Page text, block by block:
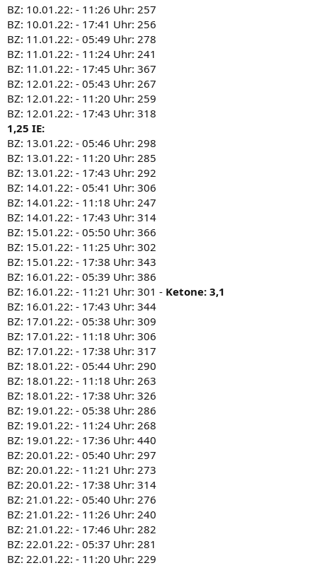
BZ: 10.01.22: - 11:26 Uhr: 257
BZ: 10.01.22: - 17:41 Uhr: 256
BZ: 11.01.22: - 05:49 Uhr: 278
BZ: 11.01.22: - 11:24 Uhr: 241
BZ: 11.01.22: - 17:45 Uhr: 367
BZ: 12.01.22: - 05:43 Uhr: 267
BZ: 12.01.22: - 11:20 Uhr: 259
BZ: 12.01.22: - 17:43 Uhr: 318
1,25 IE:
BZ: 13.01.22: - 05:46 Uhr: 298
BZ: 13.01.22: - 11:20 Uhr: 285
BZ: 13.01.22: - 17:43 Uhr: 292
BZ: 14.01.22: - 05:41 Uhr: 306
BZ: 14.01.22: - 11:18 Uhr: 247
BZ: 14.01.22: - 17:43 Uhr: 314
BZ: 15.01.22: - 05:50 Uhr: 366
BZ: 15.01.22: - 11:25 Uhr: 302
BZ: 15.01.22: - 17:38 Uhr: 343
BZ: 16.01.22: - 05:39 Uhr: 386
BZ: 16.01.22: - 11:21 Uhr: 301 - Ketone: 3,1
BZ: 16.01.22: - 17:43 Uhr: 344
BZ: 17.01.22: - 05:38 Uhr: 309
BZ: 17.01.22: - 11:18 Uhr: 306
BZ: 17.01.22: - 17:38 Uhr: 317
BZ: 18.01.22: - 05:44 Uhr: 290
BZ: 18.01.22: - 11:18 Uhr: 263
BZ: 18.01.22: - 17:38 Uhr: 326
BZ: 19.01.22: - 05:38 Uhr: 286
BZ: 19.01.22: - 11:24 Uhr: 268
BZ: 19.01.22: - 17:36 Uhr: 440
BZ: 20.01.22: - 05:40 Uhr: 297
BZ: 20.01.22: - 11:21 Uhr: 273
BZ: 20.01.22: - 17:38 Uhr: 314
BZ: 21.01.22: - 05:40 Uhr: 276
BZ: 21.01.22: - 11:26 Uhr: 240
BZ: 21.01.22: - 17:46 Uhr: 282
BZ: 22.01.22: - 05:37 Uhr: 281
BZ: 22.01.22: - 11:20 Uhr: 229